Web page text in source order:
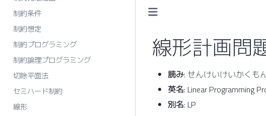
制約条件
制約想定
制約プログラミング
制約論理プログラミング
切除平面法
セミハード制約
線形
線形計画問
読み: せんけいけいかくも
英名: Linear Programming
別名: LP